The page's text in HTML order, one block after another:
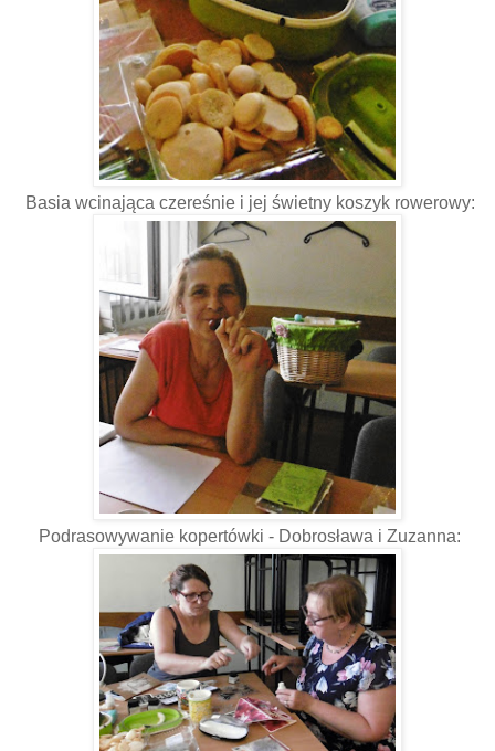
Basia wcinająca czereśnie i jej świetny koszyk rowerowy:
Podrasowywanie kopertówki - Dobrosława i Zuzanna: